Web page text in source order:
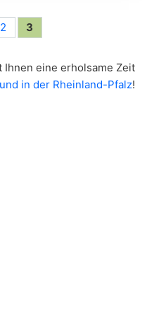
2 3
eine erholsame Zeit
in der Rheinland-Pfalz!